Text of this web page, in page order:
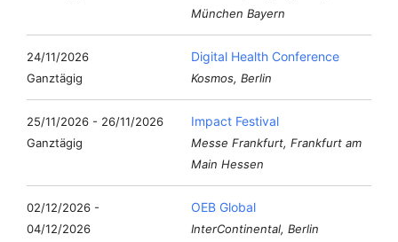
München Bayern
24/11/2026
Ganztägig
Digital Health Conference
Kosmos, Berlin
25/11/2026 - 26/11/2026
Ganztägig
Impact Festival
Messe Frankfurt, Frankfurt am
Main Hessen
02/12/2026 -
04/12/2026
OEB Global
InterContinental, Berlin